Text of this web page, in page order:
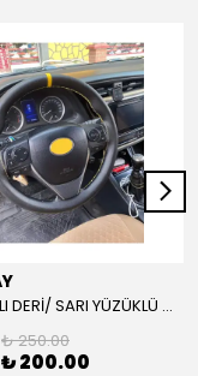
DAMARLI DERİ/ SARI YÜZÜKLÜ MODEL/SARI DİKİŞLİ/HIZLI KARGO
₺ 250.00
₺ 200.00